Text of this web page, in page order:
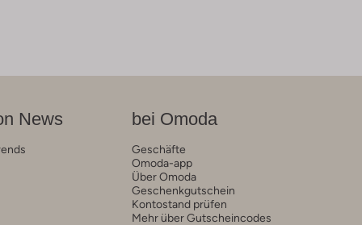
News bei Omoda
Geschäfte
Omoda-app
Über Omoda
Geschenkgutschein
Kontostand prüfen
Mehr über Gutscheincodes